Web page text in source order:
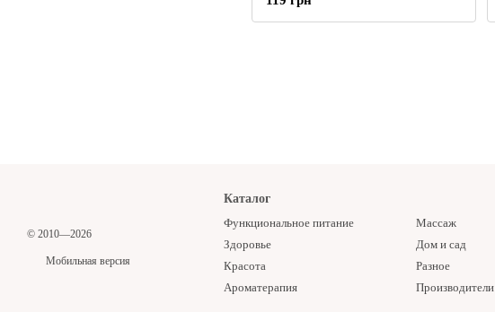
© 2010—2026
Мобильная версия
Каталог
Функциональное питание
Здоровье
Красота
Ароматерапия
Массаж
Дом и сад
Разное
Производители